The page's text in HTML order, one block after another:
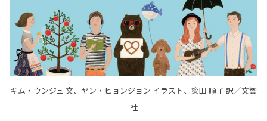
キム・ウンジュ 文、ヤン・ヒョンジョン イラスト、簗田 順子 訳／文響
社